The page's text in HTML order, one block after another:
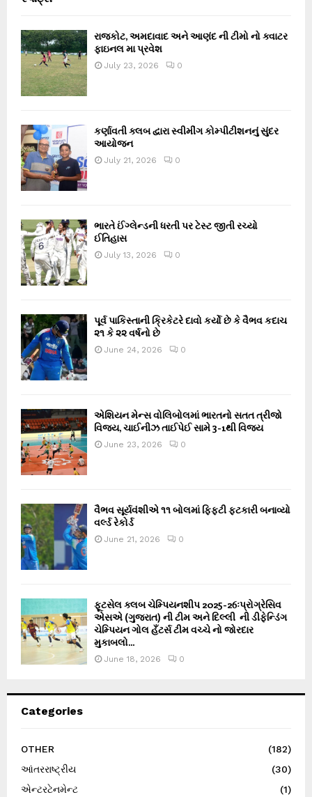
રાજકોટ, અમદાવાદ અને આણંદ ની ટીમો નો ક્વાટર
ફાઇનલ મા પ્રવેશ
July 23, 2026 0
કર્ણાવતી ક્લબ દ્વારા સ્વીમીંગ કોમ્પીટીશનનું સુંદર
આયોજન
July 21, 2026 0
ભારતે ઈંગ્લેન્ડની ધરતી પર ટેસ્ટ જીતી રચ્યો
ઈતિહાસ
July 13, 2026 0
પૂર્વ પાકિસ્તાની ક્રિકેટરે દાવો કર્યો છે કે વૈભવ કદાચ
૨૧ કે ૨૨ વર્ષનો છે
June 24, 2026 0
એશિયન મેન્સ વોલિબોલમાં ભારતનો સતત ત્રીજો
વિજય, ચાઈનીઝ તાઈપેઈ સામે 3-1થી વિજય
June 23, 2026 0
વૈભવ સૂર્યવંશીએ ૧૧ બોલમાં ફિફ્ટી ફટકારી બનાવ્યો
વર્લ્ડ રેકોર્ડ
June 21, 2026 0
ફૂટસેલ ક્લબ ચેમ્પિયનશીપ 2025-26ઃપ્રોગ્રેસિવ
એસએ (ગુજરાત) ની ટીમ અને દિલ્લી ની ડીફેન્ડિંગ
ચેમ્પિયન ગોલ હઁટર્સ ટીમ વચ્ચે નો જોરદાર
મુકાબલો...
June 18, 2026 0
Categories
OTHER
(182)
આંતરરાષ્ટ્રીય
(30)
એન્ટરટેનમેન્ટ
(1)